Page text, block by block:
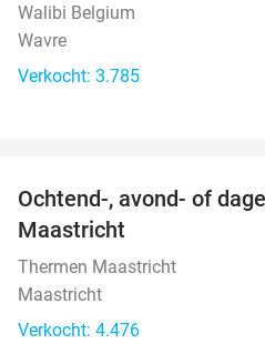
Walibi Belgium
Wavre
Verkocht: 3.785
Ochtend-, avond- of
Maastricht
Thermen Maastricht
Maastricht
Verkocht: 4.476